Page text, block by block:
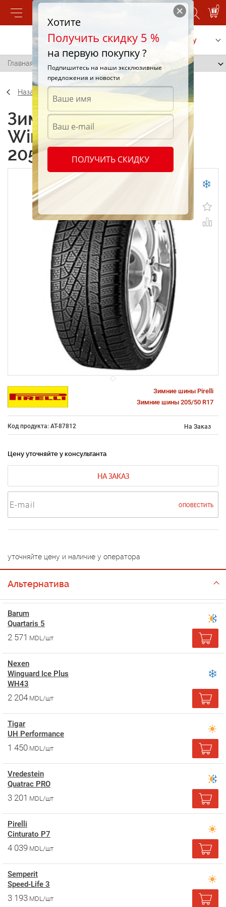
0
Позвонить Заказать услугу
Главная / Pirelli Winter 240 SottoZERO 205/50 R17 93V
Назад
Зимние шины Pirelli
Winter 240 SottoZERO
205/50 R17 93V
Зимние шины Pirelli
Зимние шины 205/50 R17
Код продукта: AT-87812 На Заказ
Цену уточняйте у консультанта
НА ЗАКАЗ
ОПОВЕСТИТЬ
уточняйте цену и наличие у оператора
Альтернатива
Barum
Quartaris 5
2 571 MDL/шт
Nexen
Winguard Ice Plus
WH43
2 204 MDL/шт
Tigar
UH Performance
1 450 MDL/шт
Vredestein
Quatrac PRO
3 201 MDL/шт
Pirelli
Cinturato P7
4 039 MDL/шт
Semperit
Speed-Life 3
3 193 MDL/шт
Хотите
Получить скидку 5 %
на первую покупку ?
Подпишитесь на наши эксклюзивные
предложения и новости
ПОЛУЧИТЬ СКИДКУ